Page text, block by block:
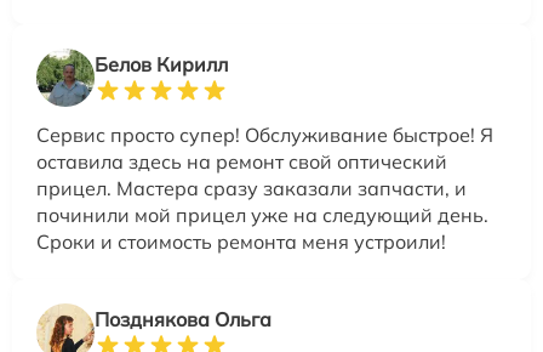
Белов Кирилл
Сервис просто супер! Обслуживание быстрое! Я
оставила здесь на ремонт свой оптический
прицел. Мастера сразу заказали запчасти, и
починили мой прицел уже на следующий день.
Сроки и стоимость ремонта меня устроили!
Позднякова Ольга